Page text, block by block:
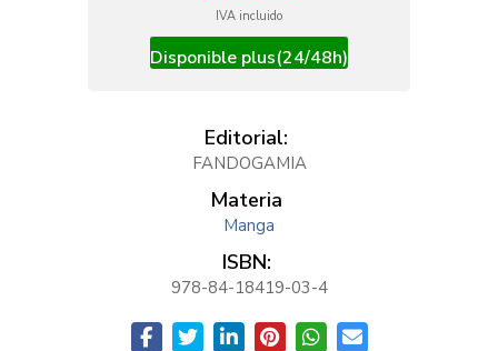
IVA incluido
Disponible plus(24/48h)
Editorial:
FANDOGAMIA
Materia
Manga
ISBN:
978-84-18419-03-4